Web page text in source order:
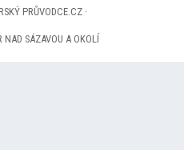
PRŮVODCE.CZ ·
NAD SÁZAVOU A OKOLÍ